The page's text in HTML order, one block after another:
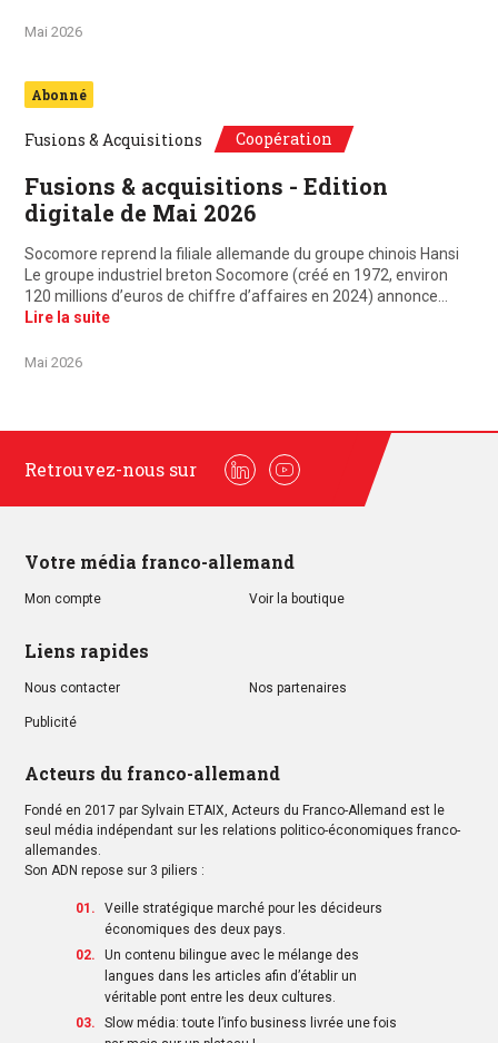
Mai 2026
Abonné
Fusions & Acquisitions Coopération
Fusions & acquisitions - Edition
digitale de Mai 2026
Socomore reprend la filiale allemande du groupe chinois Hansi
Le groupe industriel breton Socomore (créé en 1972, environ
120 millions d’euros de chiffre d’affaires en 2024) annonce…
Lire la suite
Mai 2026
Retrouvez-nous sur
LinkedinYoutube
Votre média franco-allemand
Mon compte Voir la boutique
Liens rapides
Nous contacter Nos partenaires
Publicité
Acteurs du franco-allemand
Fondé en 2017 par Sylvain ETAIX, Acteurs du Franco-Allemand est le
seul média indépendant sur les relations politico-économiques franco-
allemandes.
Son ADN repose sur 3 piliers :
Veille stratégique marché pour les décideurs
économiques des deux pays.
Un contenu bilingue avec le mélange des
langues dans les articles afin d’établir un
véritable pont entre les deux cultures.
Slow média: toute l’info business livrée une fois